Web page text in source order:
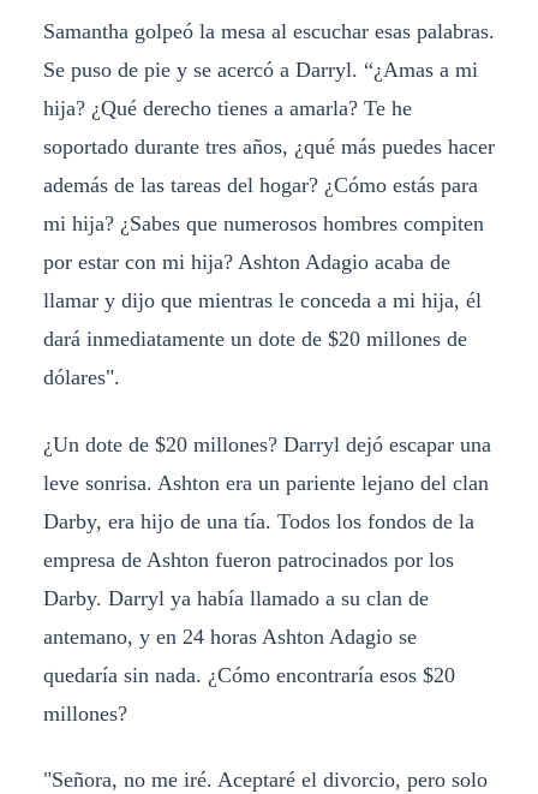
Samantha golpeó la mesa al escuchar esas palabras.
Se puso de pie y se acercó a Darryl. “¿Amas a mi
hija? ¿Qué derecho tienes a amarla? Te he
soportado durante tres años, ¿qué más puedes hacer
además de las tareas del hogar? ¿Cómo estás para
mi hija? ¿Sabes que numerosos hombres compiten
por estar con mi hija? Ashton Adagio acaba de
llamar y dijo que mientras le conceda a mi hija, él
dará inmediatamente un dote de $20 millones de
dólares".
¿Un dote de $20 millones? Darryl dejó escapar una
leve sonrisa. Ashton era un pariente lejano del clan
Darby, era hijo de una tía. Todos los fondos de la
empresa de Ashton fueron patrocinados por los
Darby. Darryl ya había llamado a su clan de
antemano, y en 24 horas Ashton Adagio se
quedaría sin nada. ¿Cómo encontraría esos $20
millones?
"Señora, no me iré. Aceptaré el divorcio, pero solo